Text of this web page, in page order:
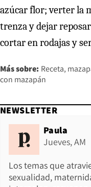
azúcar flor; verter la
trenza y dejar
cortar en rodajas y
Más sobre: Receta
con mazapán
NEWSLETTER
Paula
Jueves, AM
Los temas que
sexualidad,